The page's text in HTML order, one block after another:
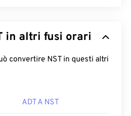
in altri fusi orari
convertire NST in questi altri
ADT A NST